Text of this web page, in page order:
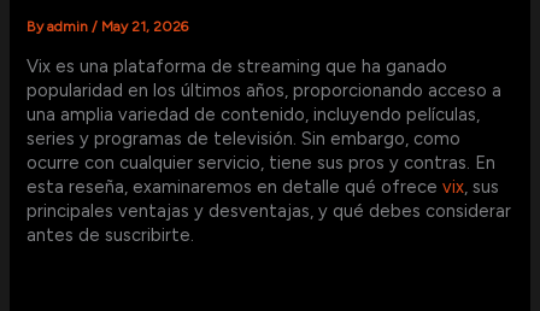
Byadmin/ May 21, 2026
Vix es una plataforma de streaming que ha ganado
popularidad en los últimos años, proporcionando acceso a
una amplia variedad de contenido, incluyendo películas,
series y programas de televisión. Sin embargo, como
ocurre con cualquier servicio, tiene sus pros y contras. En
esta reseña, examinaremos en detalle qué ofrecevix, sus
principales ventajas y desventajas, y qué debes considerar
antes de suscribirte.